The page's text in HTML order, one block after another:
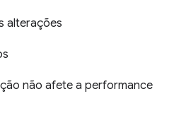
alterações
não afete a performance